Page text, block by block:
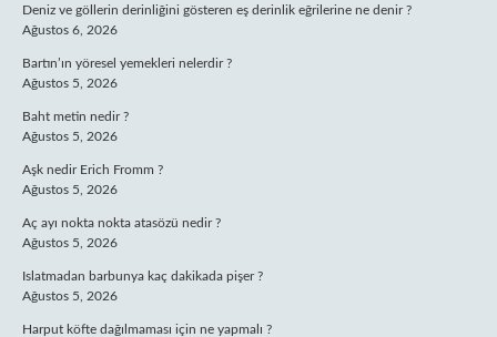
Deniz ve göllerin derinliğini gösteren eş derinlik eğrilerine ne denir ?
Ağustos 6, 2026
Bartın’ın yöresel yemekleri nelerdir ?
Ağustos 5, 2026
Baht metin nedir ?
Ağustos 5, 2026
Aşk nedir Erich Fromm ?
Ağustos 5, 2026
Aç ayı nokta nokta atasözü nedir ?
Ağustos 5, 2026
Islatmadan barbunya kaç dakikada pişer ?
Ağustos 5, 2026
Harput köfte dağılmaması için ne yapmalı ?